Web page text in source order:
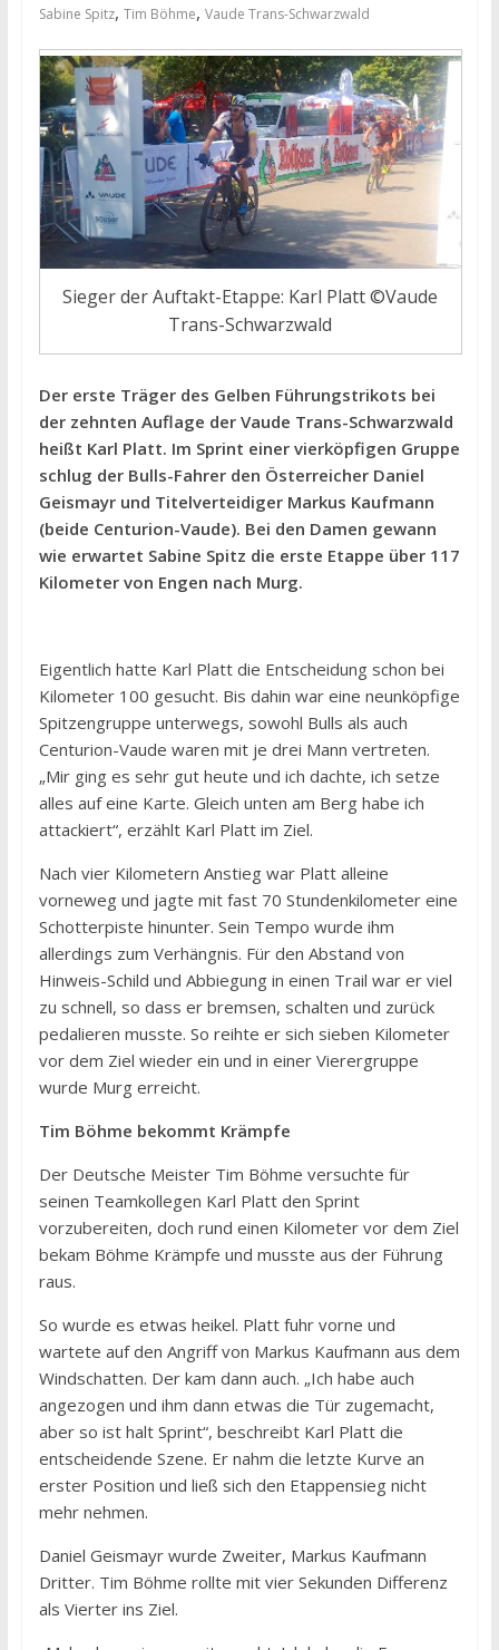
Sabine Spitz, Tim Böhme, Vaude Trans-Schwarzwald
Sieger der Auftakt-Etappe: Karl Platt ©Vaude
Trans-Schwarzwald
Der erste Träger des Gelben Führungstrikots bei
der zehnten Auflage der Vaude Trans-Schwarzwald
heißt Karl Platt. Im Sprint einer vierköpfigen Gruppe
schlug der Bulls-Fahrer den Österreicher Daniel
Geismayr und Titelverteidiger Markus Kaufmann
(beide Centurion-Vaude). Bei den Damen gewann
wie erwartet Sabine Spitz die erste Etappe über 117
Kilometer von Engen nach Murg.
Eigentlich hatte Karl Platt die Entscheidung schon bei
Kilometer 100 gesucht. Bis dahin war eine neunköpfige
Spitzengruppe unterwegs, sowohl Bulls als auch
Centurion-Vaude waren mit je drei Mann vertreten.
„Mir ging es sehr gut heute und ich dachte, ich setze
alles auf eine Karte. Gleich unten am Berg habe ich
attackiert“, erzählt Karl Platt im Ziel.
Nach vier Kilometern Anstieg war Platt alleine
vorneweg und jagte mit fast 70 Stundenkilometer eine
Schotterpiste hinunter. Sein Tempo wurde ihm
allerdings zum Verhängnis. Für den Abstand von
Hinweis-Schild und Abbiegung in einen Trail war er viel
zu schnell, so dass er bremsen, schalten und zurück
pedalieren musste. So reihte er sich sieben Kilometer
vor dem Ziel wieder ein und in einer Vierergruppe
wurde Murg erreicht.
Tim Böhme bekommt Krämpfe
Der Deutsche Meister Tim Böhme versuchte für
seinen Teamkollegen Karl Platt den Sprint
vorzubereiten, doch rund einen Kilometer vor dem Ziel
bekam Böhme Krämpfe und musste aus der Führung
raus.
So wurde es etwas heikel. Platt fuhr vorne und
wartete auf den Angriff von Markus Kaufmann aus dem
Windschatten. Der kam dann auch. „Ich habe auch
angezogen und ihm dann etwas die Tür zugemacht,
aber so ist halt Sprint“, beschreibt Karl Platt die
entscheidende Szene. Er nahm die letzte Kurve an
erster Position und ließ sich den Etappensieg nicht
mehr nehmen.
Daniel Geismayr wurde Zweiter, Markus Kaufmann
Dritter. Tim Böhme rollte mit vier Sekunden Differenz
als Vierter ins Ziel.